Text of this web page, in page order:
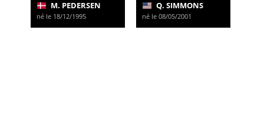
M. PEDERSEN
né le 18/12/1995
Q. SIMMONS
né le 08/05/2001